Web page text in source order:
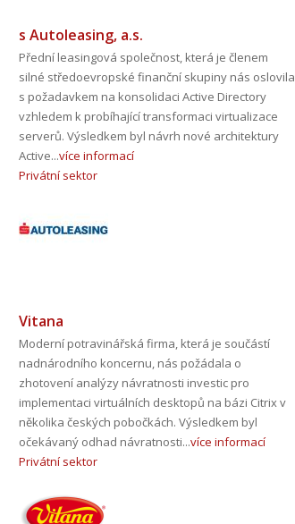
s Autoleasing, a.s.
Přední leasingová společnost, která je členem
silné středoevropské finanční skupiny nás oslovila
s požadavkem na konsolidaci Active Directory
vzhledem k probíhající transformaci virtualizace
serverů. Výsledkem byl návrh nové architektury
Active...více informací
Privátní sektor
Vitana
Moderní potravinářská firma, která je součástí
nadnárodního koncernu, nás požádala o
zhotovení analýzy návratnosti investic pro
implementaci virtuálních desktopů na bázi Citrix v
několika českých pobočkách. Výsledkem byl
očekávaný odhad návratnosti...více informací
Privátní sektor